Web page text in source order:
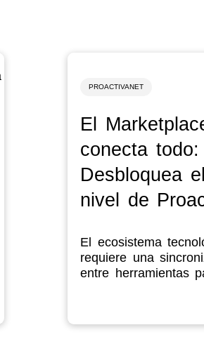
PROACTIVANET
El
conecta todo:
Desbloquea
nivel de
El ecosistema
requiere una
entre herramientas